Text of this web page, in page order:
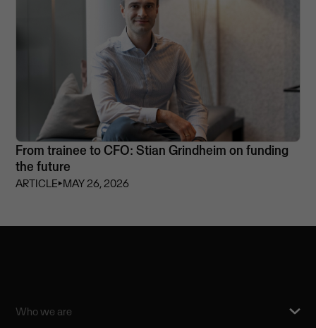
From trainee to CFO: Stian Grindheim on funding
the future
ARTICLE⏵MAY 26, 2026
Who we are